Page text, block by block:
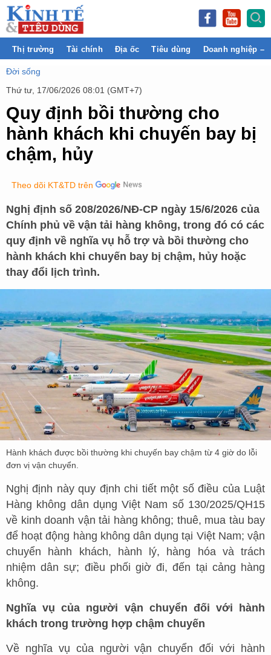
Thị trường Tài chính Địa ốc Tiêu dùng Doanh nghiệp –
Đời sống
Thứ tư, 17/06/2026 08:01 (GMT+7)
Quy định bồi thường cho
hành khách khi chuyến bay bị
chậm, hủy
Theo dõi KT&TD trên
Nghị định số 208/2026/NĐ-CP ngày 15/6/2026 của
Chính phủ về vận tải hàng không, trong đó có các
quy định về nghĩa vụ hỗ trợ và bồi thường cho
hành khách khi chuyến bay bị chậm, hủy hoặc
thay đổi lịch trình.
Hành khách được bồi thường khi chuyến bay chậm từ 4 giờ do lỗi
đơn vị vận chuyển.
Nghị định này quy định chi tiết một số điều của Luật
Hàng không dân dụng Việt Nam số 130/2025/QH15
về kinh doanh vận tải hàng không; thuê, mua tàu bay
để hoạt động hàng không dân dụng tại Việt Nam; vận
chuyển hành khách, hành lý, hàng hóa và trách
nhiệm dân sự; điều phối giờ đi, đến tại cảng hàng
không.
Nghĩa vụ của người vận chuyển đối với hành
khách trong trường hợp chậm chuyến
Về nghĩa vụ của người vận chuyển đối với hành